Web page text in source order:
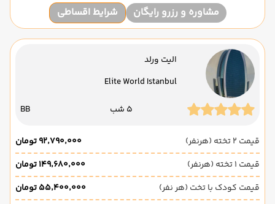
مشاوره و رزرو رایگان شرایط اقساطی
الیت ورلد
Elite World Istanbul
5 شب BB
قیمت 2 تخته (هرنفر)
۹۲٬۷۹۰٬۰۰۰ تومان
قیمت 1 تخته (هرنفر)
۱۴۹٬۶۸۰٬۰۰۰ تومان
قیمت کودک با تخت (هر نفر)
۵۵٬۴۰۰٬۰۰۰ تومان